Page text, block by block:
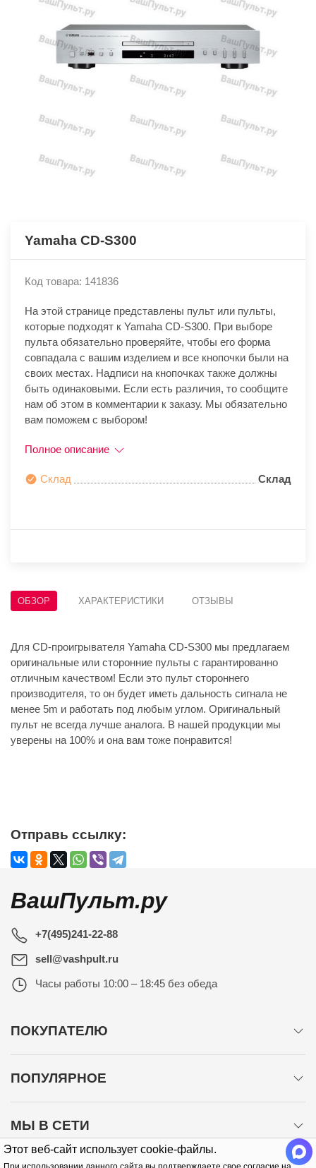
Этот веб-сайт использует cookie-файлы.
Yamaha CD-S300
Код товара: 141836
На этой странице представлены пульт или пульты,
которые подходят к Yamaha CD-S300. При выборе
пульта обязательно проверяйте, чтобы его форма
совпадала с вашим изделием и все кнопочки были на
своих местах. Надписи на кнопочках также должны
быть одинаковыми. Если есть различия, то сообщите
нам об этом в комментарии к заказу. Мы обязательно
вам поможем с выбором!
Полное описание
Склад Склад
ОБЗОР ХАРАКТЕРИСТИКИ ОТЗЫВЫ
Для CD-проигрывателя Yamaha CD-S300 мы предлагаем
оригинальные или сторонние пульты с гарантированно
отличным качеством! Если это пульт стороннего
производителя, то он будет иметь дальность сигнала не
менее 5m и работать под любым углом. Оригинальный
пульт не всегда лучше аналога. В нашей продукции мы
уверены на 100% и она вам тоже понравится!
Отправь ссылку:
ВашПульт.ру
+7(495)241-22-88
sell@vashpult.ru
Часы работы 10:00 – 18:45 без обеда
ПОКУПАТЕЛЮ
ПОПУЛЯРНОЕ
МЫ В СЕТИ